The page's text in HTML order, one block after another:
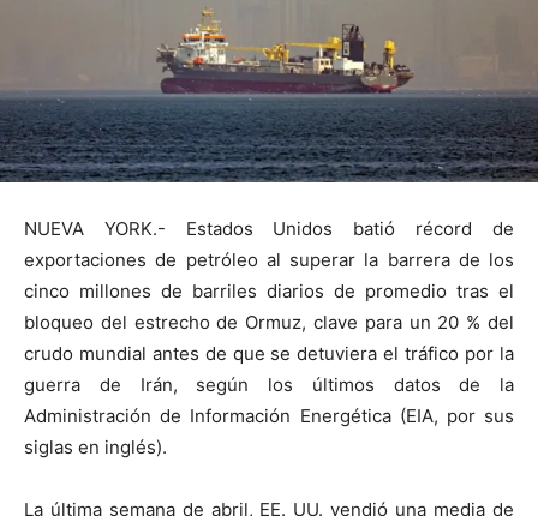
NUEVA YORK.- Estados Unidos batió récord de
exportaciones de petróleo al superar la barrera de los
cinco millones de barriles diarios de promedio tras el
bloqueo del estrecho de Ormuz, clave para un 20 % del
crudo mundial antes de que se detuviera el tráfico por la
guerra de Irán, según los últimos datos de la
Administración de Información Energética (EIA, por sus
siglas en inglés).
La última semana de abril, EE. UU. vendió una media de